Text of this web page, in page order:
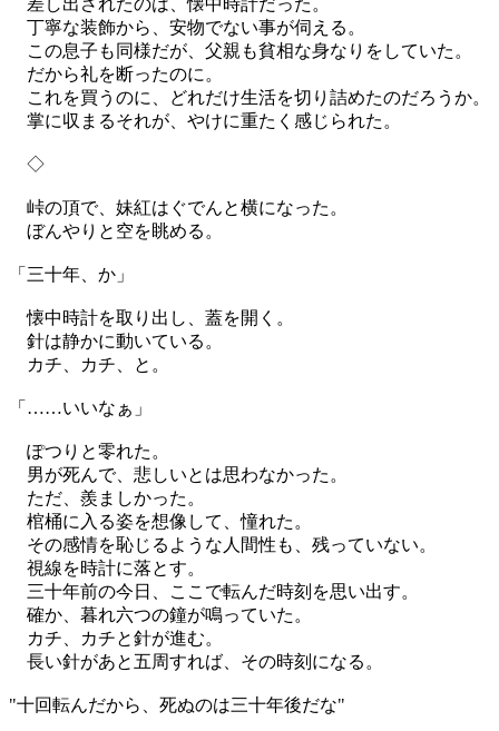
差し出されたのは、懐中時計だった。
丁寧な装飾から、安物でない事が伺える。
この息子も同様だが、父親も貧相な身なりをしていた。
だから礼を断ったのに。
これを買うのに、どれだけ生活を切り詰めたのだろうか。
掌に収まるそれが、やけに重たく感じられた。
◇
峠の頂で、妹紅はぐでんと横になった。
ぼんやりと空を眺める。
「三十年、か」
懐中時計を取り出し、蓋を開く。
針は静かに動いている。
カチ、カチ、と。
「……いいなぁ」
ぽつりと零れた。
男が死んで、悲しいとは思わなかった。
ただ、羨ましかった。
棺桶に入る姿を想像して、憧れた。
その感情を恥じるような人間性も、残っていない。
視線を時計に落とす。
三十年前の今日、ここで転んだ時刻を思い出す。
確か、暮れ六つの鐘が鳴っていた。
カチ、カチと針が進む。
長い針があと五周すれば、その時刻になる。
"十回転んだから、死ぬのは三十年後だな"